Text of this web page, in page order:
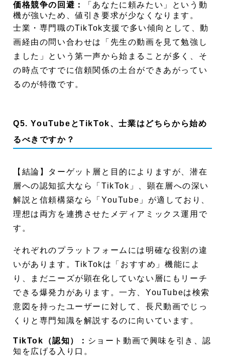
価格競争の回避：
「あなたに頼みたい」という動
機が強いため、値引き要求が少なくなります。
士業・専門職のTikTok支援で多い傾向として、動
画経由の問い合わせは「先生の動画を見て勉強し
ました」という第一声から始まることが多く、そ
の時点ですでに信頼関係の土台ができあがってい
るのが特徴です。
Q5. YouTubeとTikTok、士業はどちらから始め
るべきですか？
【結論】ターゲット層と目的によりますが、潜在
層への認知拡大なら「TikTok」、顕在層への深い
解説と信頼構築なら「YouTube」が適しており、
理想は両方を連携させたメディアミックス運用で
す。
それぞれのプラットフォームには明確な役割の違
いがあります。TikTokは「おすすめ」機能によ
り、まだニーズが顕在化していない層にもリーチ
できる爆発力があります。一方、YouTubeは検索
意図を持ったユーザーに対して、長尺動画でじっ
くりと専門知識を解説するのに向いています。
TikTok（認知）： ショート動画で興味を引き、認
知を広げる入り口。